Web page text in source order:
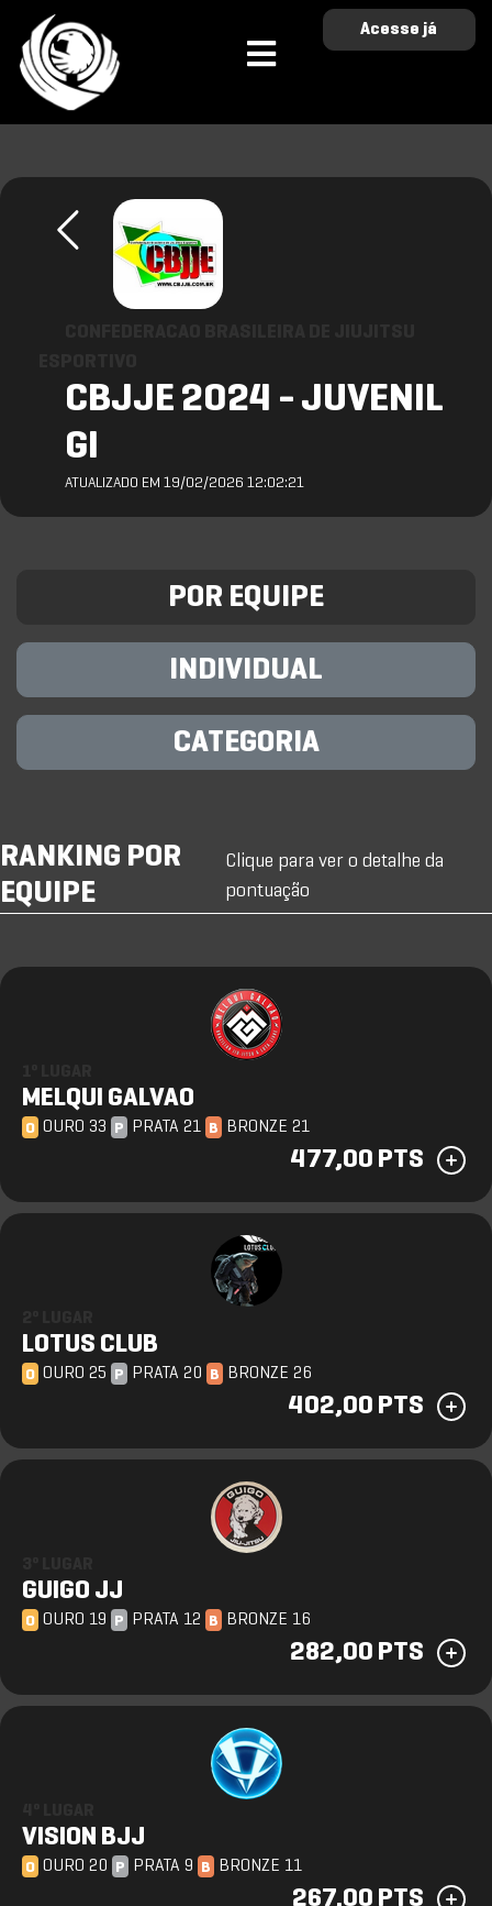
Acesse já
CBJJE 2024 - JUVENIL
GI
ATUALIZADO EM 19/02/2026 12:02:21
POR EQUIPE
INDIVIDUAL
CATEGORIA
RANKING POR
EQUIPE
Clique para ver o detalhe da
pontuação
MELQUI GALVAO
O OURO 33 P PRATA 21 B BRONZE 21
477,00 PTS
LOTUS CLUB
O OURO 25 P PRATA 20 B BRONZE 26
402,00 PTS
GUIGO JJ
O OURO 19 P PRATA 12 B BRONZE 16
282,00 PTS
VISION BJJ
O OURO 20 P PRATA 9 B BRONZE 11
267,00 PTS